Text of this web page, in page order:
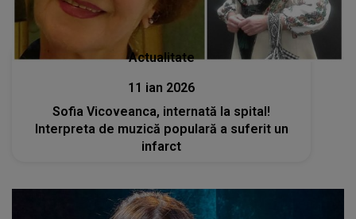
Actualitate
11 ian 2026
Sofia Vicoveanca, internată la spital!
Interpreta de muzică populară a suferit un
infarct